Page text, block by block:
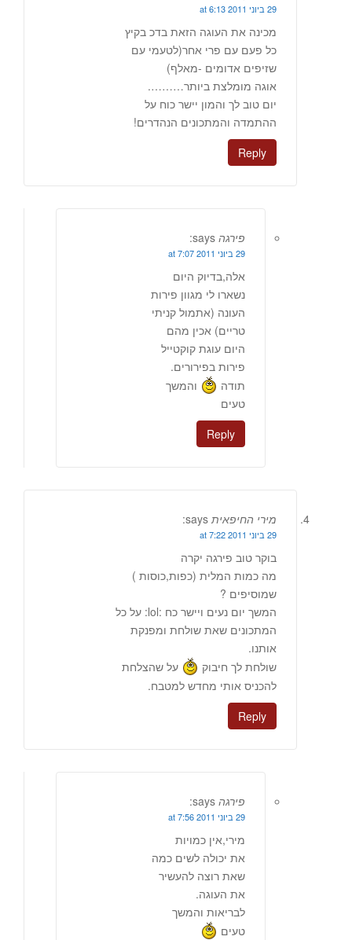
29 ביוני 2011 at 6:13
מכינה את העוגה הזאת בדכ בקיץ
כל פעם עם פרי אחר(לטעמי עם
שזיפים אדומים -מאלף)
אוגה מומלצת ביותר……….
יום טוב לך והמון יישר כוח על
ההתמדה והמתכונים הנהדרים!
Reply
פירגה says:
29 ביוני 2011 at 7:07
אלה,בדיוק היום
נשארו לי מגוון פירות
העונה (אתמול קניתי
טריים) אכין מהם
היום עוגת קוקטייל
פירות בפירורים.
תודה
והמשך
טעים
Reply
מירי החיפאית says:
29 ביוני 2011 at 7:22
בוקר טוב פירגה יקרה
מה כמות המלית (כפות,כוסות )
שמוסיפים ?
המשך יום נעים ויישר כח :lol: על כל
המתכונים שאת שולחת ומפנקת
אותנו.
שולחת לך חיבוק
על שהצלחת
להכניס אותי מחדש למטבח.
Reply
פירגה says:
29 ביוני 2011 at 7:56
מירי,אין כמויות
את יכולה לשים כמה
שאת רוצה להעשיר
את העוגה.
לבריאות והמשך
טעים